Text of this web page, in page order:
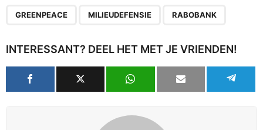
GREENPEACE MILIEUDEFENSIE RABOBANK
INTERESSANT? DEEL HET MET JE VRIENDEN!